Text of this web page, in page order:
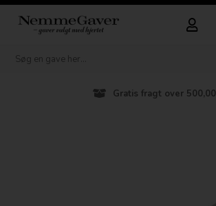
Gratis fragt over 500,00